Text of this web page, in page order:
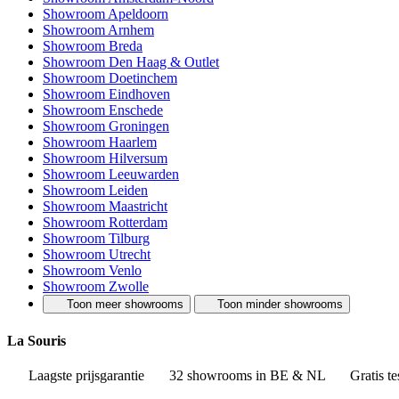
Showroom Apeldoorn
Showroom Arnhem
Showroom Breda
Showroom Den Haag & Outlet
Showroom Doetinchem
Showroom Eindhoven
Showroom Enschede
Showroom Groningen
Showroom Haarlem
Showroom Hilversum
Showroom Leeuwarden
Showroom Leiden
Showroom Maastricht
Showroom Rotterdam
Showroom Tilburg
Showroom Utrecht
Showroom Venlo
Showroom Zwolle
Toon meer showrooms Toon minder showrooms
La Souris
Laagste prijsgarantie 32 showrooms in BE & NL Gratis